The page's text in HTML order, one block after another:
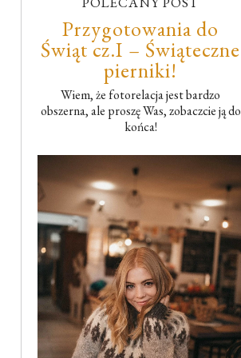
Przygotowania do
Świąt cz.I – Świąteczne
pierniki!
Wiem, że fotorelacja jest bardzo
obszerna, ale proszę Was, zobaczcie ją do
końca!